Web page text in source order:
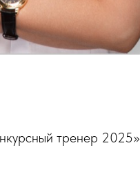
тренер 2025»